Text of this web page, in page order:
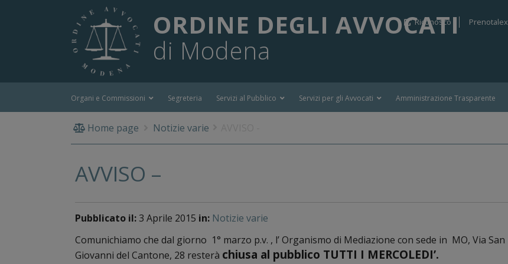
ORDINE DEGLI AVVOCATI
di Modena
Riconosco Prenotalex
Organi e Commissioni Segreteria Servizi al Pubblico Servizi per gli Avvocati Amministrazione Trasparente
Home page Notizie varie
AVVISO –
Pubblicato il:3 Aprile 2015 in: Notizie varie
Comunichiamo che dal giorno 1° marzo p.v. , l’ Organismo di Mediazione con sede in MO, Via San
Giovanni del Cantone, 28 resterà chiusa al pubblico TUTTI I MERCOLEDI’.